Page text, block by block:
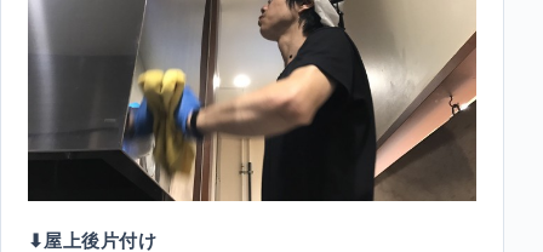
⬇︎屋上後片付け